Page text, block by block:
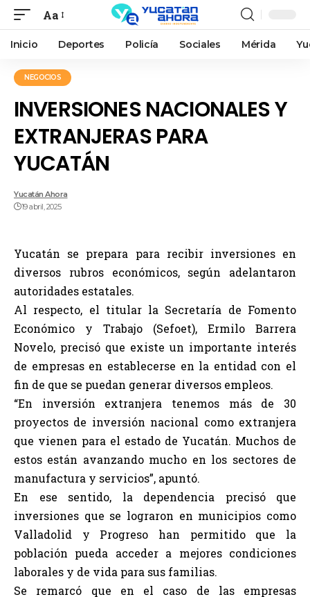
Aa
Inicio Deportes Policía Sociales Mérida
NEGOCIOS
INVERSIONES NACIONALES Y
EXTRANJERAS PARA
YUCATÁN
Yucatán Ahora
19 abril, 2025
Yucatán se prepara para recibir inversiones en
diversos rubros económicos, según adelantaron
autoridades estatales.
Al respecto, el titular la Secretaría de Fomento
Económico y Trabajo (Sefoet), Ermilo Barrera
Novelo, precisó que existe un importante interés
de empresas en establecerse en la entidad con el
fin de que se puedan generar diversos empleos.
“En inversión extranjera tenemos más de 30
proyectos de inversión nacional como extranjera
que vienen para el estado de Yucatán. Muchos de
estos están avanzando mucho en los sectores de
manufactura y servicios”, apuntó.
En ese sentido, la dependencia precisó que
inversiones que se lograron en municipios como
Valladolid y Progreso han permitido que la
población pueda acceder a mejores condiciones
laborales y de vida para sus familias.
Se remarcó que en el caso de las empresas